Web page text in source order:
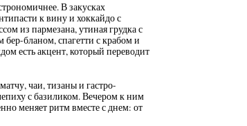
В закусках
к вину и хоккайдо с
из пармезана, утиная грудка с
бланом, спагетти с крабом и
есть акцент, который переводит
чаи, тизаны и гастро-
с базиликом. Вечером к ним
меняет ритм вместе с днем: от